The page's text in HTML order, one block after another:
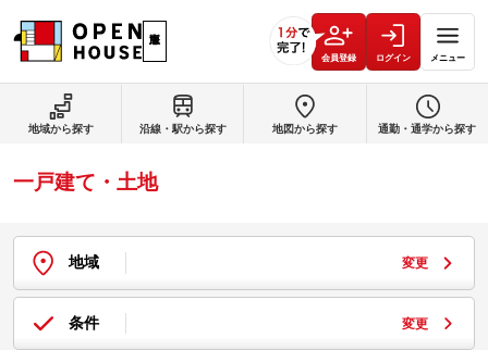
会員登録 ログイン メニュー
一戸建て・土地
地域 変更
条件 変更
地域から探す 沿線・駅から探す 地図から探す 通勤・通学から探す